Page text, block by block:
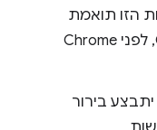
הזו תואמת
להתנהגות הקודמת ב-Chrome, לפני Chrome
בירור